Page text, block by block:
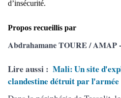
d’insécurité.
Propos recueillis par
Abdrahamane TOURE / AMAP
Lire aussi : Mali: Un site
clandestine détruit par l'armée